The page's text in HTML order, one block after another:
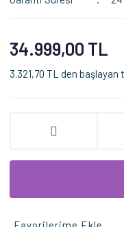
34.999,00 TL
3.321,70 TL den